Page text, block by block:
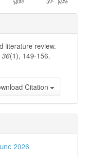
literature review.
36(1), 149-156.
Citation
2026